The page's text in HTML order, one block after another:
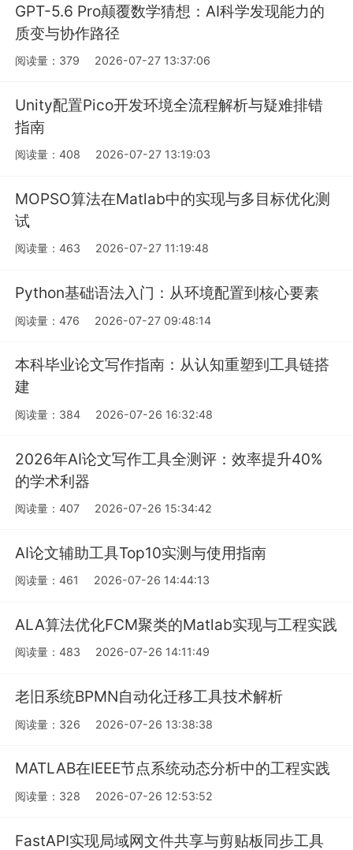
GPT-5.6 Pro颠覆数学猜想：AI科学发现能力的
质变与协作路径
阅读量：379 2026-07-27 13:37:06
Unity配置Pico开发环境全流程解析与疑难排错
指南
阅读量：408 2026-07-27 13:19:03
MOPSO算法在Matlab中的实现与多目标优化测
试
阅读量：463 2026-07-27 11:19:48
Python基础语法入门：从环境配置到核心要素
阅读量：476 2026-07-27 09:48:14
本科毕业论文写作指南：从认知重塑到工具链搭
建
阅读量：384 2026-07-26 16:32:48
2026年AI论文写作工具全测评：效率提升40%
的学术利器
阅读量：407 2026-07-26 15:34:42
AI论文辅助工具Top10实测与使用指南
阅读量：461 2026-07-26 14:44:13
ALA算法优化FCM聚类的Matlab实现与工程实践
阅读量：483 2026-07-26 14:11:49
老旧系统BPMN自动化迁移工具技术解析
阅读量：326 2026-07-26 13:38:38
MATLAB在IEEE节点系统动态分析中的工程实践
阅读量：328 2026-07-26 12:53:52
FastAPI实现局域网文件共享与剪贴板同步工具